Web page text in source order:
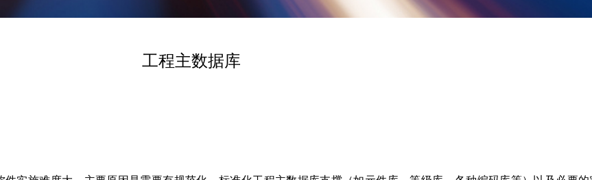
工程主数据库